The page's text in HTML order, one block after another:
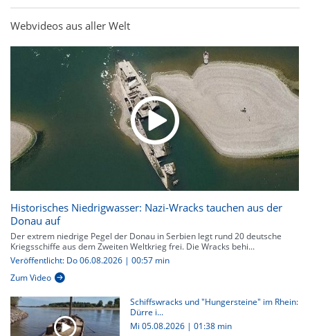
Webvideos aus aller Welt
Historisches Niedrigwasser: Nazi-Wracks tauchen aus der
Donau auf
Der extrem niedrige Pegel der Donau in Serbien legt rund 20 deutsche
Kriegsschiffe aus dem Zweiten Weltkrieg frei. Die Wracks behi...
Veröffentlicht: Do 06.08.2026 | 00:57 min
Zum Video
Schiffswracks und "Hungersteine" im Rhein:
Dürre i...
Mi 05.08.2026 | 01:38 min